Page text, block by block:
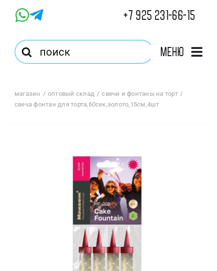
+7 925 231-66-15
Результат
поиска:
Меню
Магазин
магазин оптовый склад
свечи и фонтаны на торт
свеча фонтан для торта,60сек,золото,15см,4шт